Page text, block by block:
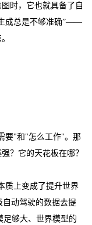
时，它也就具备了自
成总是不够准确”——
"和"怎么工作"。那
？它的天花板在哪？
上变成了提升世界
自动驾驶的数据去提
足够大、世界模型的